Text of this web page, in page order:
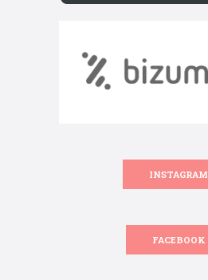
INSTAGRAM
FACEBOOK